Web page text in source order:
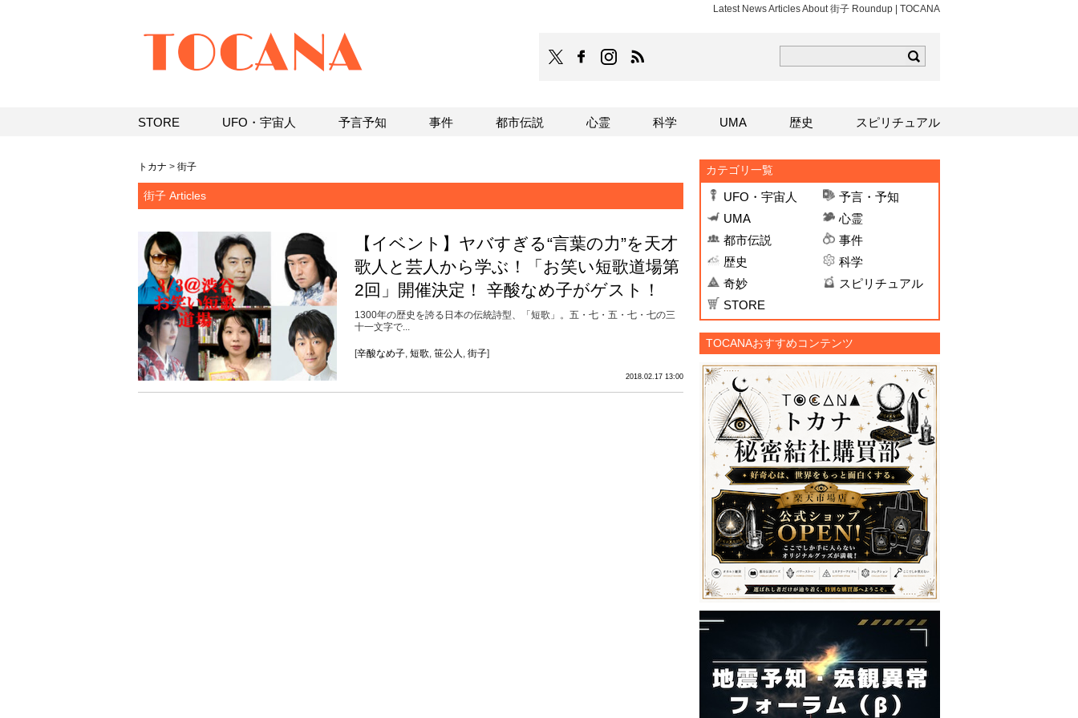
Latest News Articles About 街子 Roundup | TOCANA
TOCANAのFacebookはこちら
TOCANAのinstagramはこちら
トカナ > 街子
街子 Articles
【イベント】ヤバすぎる“言葉の力”を天才
歌人と芸人から学ぶ！「お笑い短歌道場第
2回」開催決定！ 辛酸なめ子がゲスト！
1300年の歴史を誇る日本の伝統詩型、「短歌」。五・七・五・七・七の三
十一文字で...
[辛酸なめ子, 短歌, 笹公人 , 街子]
2018.02.17 13:00
カテゴリ一覧
UFO・宇宙人
予言・予知
UMA
心霊
都市伝説
事件
歴史
科学
奇妙
スピリチュアル
STORE
TOCANAおすすめコンテンツ
STORE UFO・宇宙人 予言予知 事件 都市伝説 心霊 科学 UMA 歴史 スピリチュアル